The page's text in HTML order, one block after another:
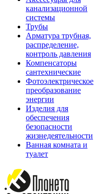
канализационной
системы
Трубы
Арматура трубная,
распределение,
контроль давления
Компенсаторы
сантехнические
Фотоэлектрическое
преобразование
энергии
Изделия для
обеспечения
безопасности
жизнедеятельности
Ванная комната и
туалет